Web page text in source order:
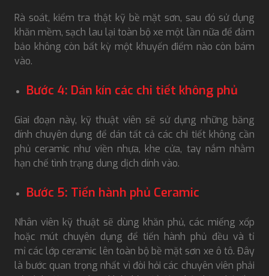
Rà soát, kiểm tra thật kỹ bề mặt sơn, sau đó sử dụng
khăn mềm, sạch lau lại toàn bộ xe một lần nữa để đảm
bảo không còn bất kỳ một khuyến điểm nào còn bám
vào.
Bước 4: Dán kín các chi tiết không phủ
Giai đoạn này, kỹ thuật viên sẽ sử dụng những băng
dính chuyên dụng để dán tất cả các chi tiết không cần
phủ ceramic như viền nhựa, khe cửa, tay nắm nhằm
hạn chế tình trạng dung dịch dính vào.
Bước 5: Tiến hành phủ Ceramic
Nhân viên kỹ thuật sẽ dùng khăn phủ, các miếng xốp
hoặc mút chuyên dụng để tiến hành phủ đều và tỉ
mỉ các lớp ceramic lên toàn bộ bề mặt sơn xe ô tô. Đây
là bước quan trọng nhất vì đòi hỏi các chuyên viên phải